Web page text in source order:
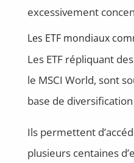
excessivement
Les ETF mondiaux
Les ETF répliquant
le MSCI World, sont
base de
Ils permettent
plusieurs centaines